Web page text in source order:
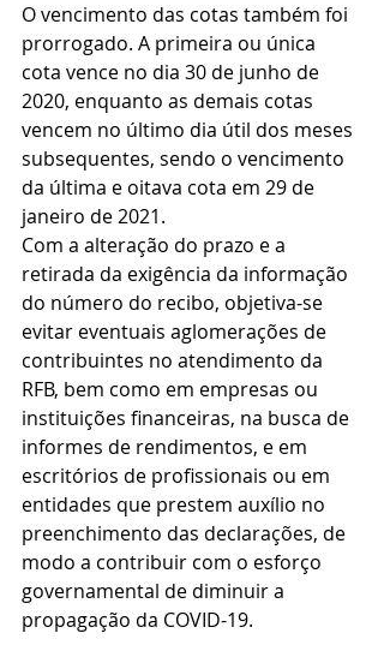
O vencimento das cotas também foi
prorrogado. A primeira ou única
cota vence no dia 30 de junho de
2020, enquanto as demais cotas
vencem no último dia útil dos meses
subsequentes, sendo o vencimento
da última e oitava cota em 29 de
janeiro de 2021.
Com a alteração do prazo e a
retirada da exigência da informação
do número do recibo, objetiva-se
evitar eventuais aglomerações de
contribuintes no atendimento da
RFB, bem como em empresas ou
instituições financeiras, na busca de
informes de rendimentos, e em
escritórios de profissionais ou em
entidades que prestem auxílio no
preenchimento das declarações, de
modo a contribuir com o esforço
governamental de diminuir a
propagação da COVID-19.